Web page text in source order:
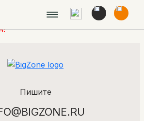
Пишите